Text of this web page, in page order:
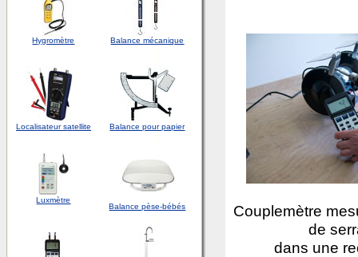
Hygromètre Balance mécanique
Localisateur satellite Balance pour papier
Luxmètre
Balance pèse-bébés
Couplemètre
de
dans une